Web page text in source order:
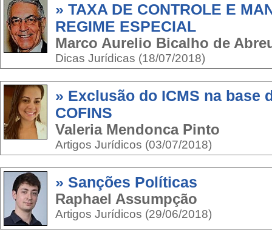
» TAXA DE CONTROLE E
REGIME ESPECIAL
Marco Aurelio Bicalho de
Dicas Jurídicas (18/07/2018)
» Exclusão do ICMS na base
COFINS
Valeria Mendonca Pinto
Artigos Jurídicos (03/07/2018)
» Sanções Políticas
Raphael Assumpção
Artigos Jurídicos (29/06/2018)